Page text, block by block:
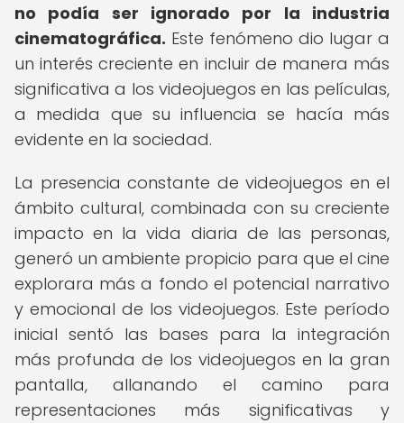
no podía ser ignorado por la industria
cinematográfica. Este fenómeno dio lugar a
un interés creciente en incluir de manera más
significativa a los videojuegos en las películas,
a medida que su influencia se hacía más
evidente en la sociedad.
La presencia constante de videojuegos en el
ámbito cultural, combinada con su creciente
impacto en la vida diaria de las personas,
generó un ambiente propicio para que el cine
explorara más a fondo el potencial narrativo
y emocional de los videojuegos. Este período
inicial sentó las bases para la integración
más profunda de los videojuegos en la gran
pantalla, allanando el camino para
representaciones más significativas y